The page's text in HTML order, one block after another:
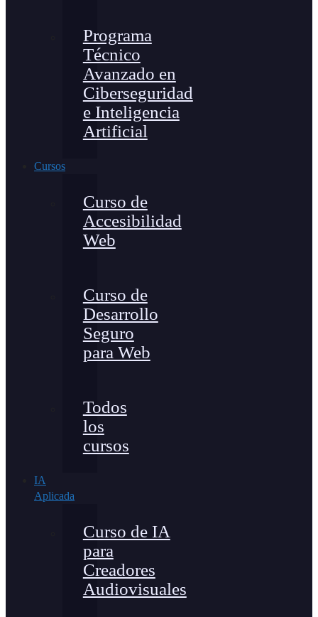
Programa
Técnico
Avanzado en
Ciberseguridad
e Inteligencia
Artificial
Cursos
Curso de
Accesibilidad
Web
Curso de
Desarrollo
Seguro
para Web
Todos
los
cursos
IA
Aplicada
Curso de IA
para
Creadores
Audiovisuales